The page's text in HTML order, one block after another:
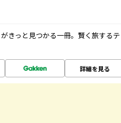
きっと見つかる一冊。賢く旅するテ
詳細を見る